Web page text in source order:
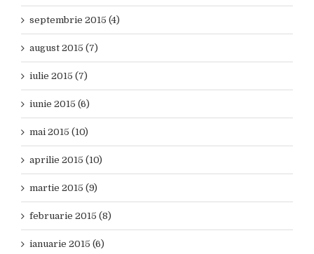
septembrie 2015 (4)
august 2015 (7)
iulie 2015 (7)
iunie 2015 (6)
mai 2015 (10)
aprilie 2015 (10)
martie 2015 (9)
februarie 2015 (8)
ianuarie 2015 (6)